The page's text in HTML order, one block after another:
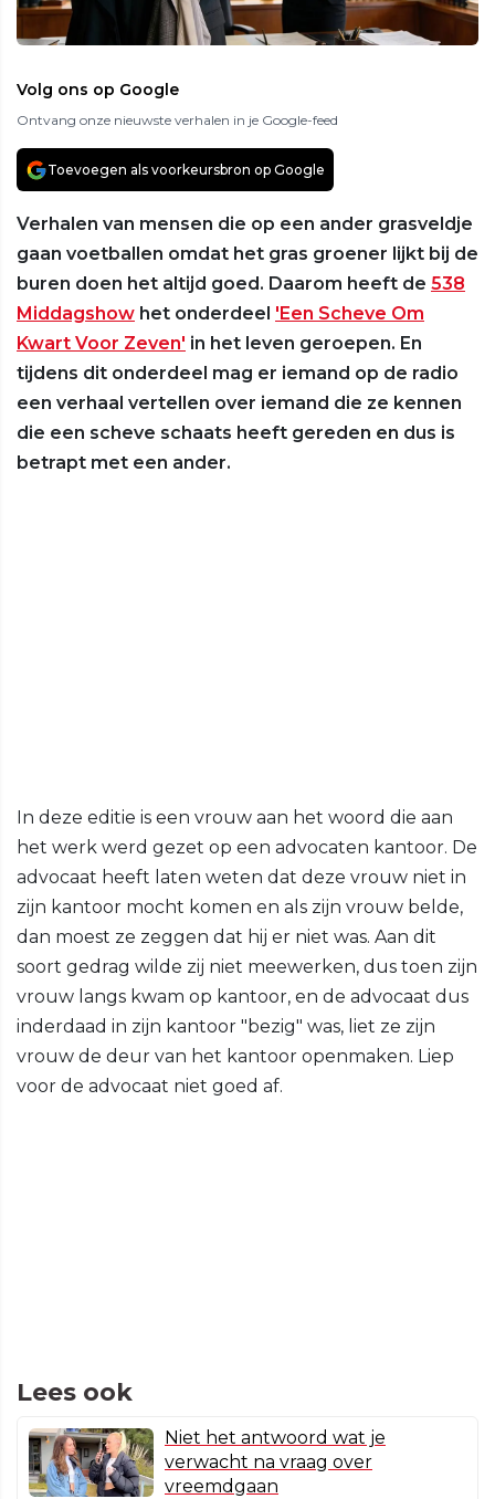
Volg ons op Google
Ontvang onze nieuwste verhalen in je Google-feed
Toevoegen als voorkeursbron op Google
Verhalen van mensen die op een ander grasveldje
gaan voetballen omdat het gras groener lijkt bij de
buren doen het altijd goed. Daarom heeft de 538
Middagshow het onderdeel 'Een Scheve Om
Kwart Voor Zeven' in het leven geroepen. En
tijdens dit onderdeel mag er iemand op de radio
een verhaal vertellen over iemand die ze kennen
die een scheve schaats heeft gereden en dus is
betrapt met een ander.
In deze editie is een vrouw aan het woord die aan
het werk werd gezet op een advocaten kantoor. De
advocaat heeft laten weten dat deze vrouw niet in
zijn kantoor mocht komen en als zijn vrouw belde,
dan moest ze zeggen dat hij er niet was. Aan dit
soort gedrag wilde zij niet meewerken, dus toen zijn
vrouw langs kwam op kantoor, en de advocaat dus
inderdaad in zijn kantoor "bezig" was, liet ze zijn
vrouw de deur van het kantoor openmaken. Liep
voor de advocaat niet goed af.
Lees ook
Niet het antwoord wat je
verwacht na vraag over
vreemdgaan